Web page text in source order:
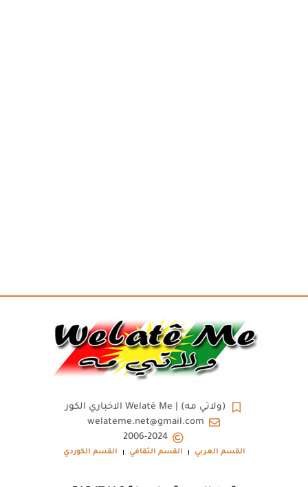
(ولاتي مه) | Welatê Me الاخباري الكور
welateme.net@gmail.com
2006-2024
القسم العربي القسم الثقافي القسم الكوردي